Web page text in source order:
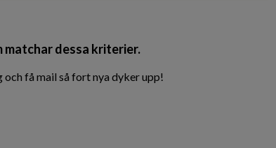
matchar dessa kriterier.
och få mail så fort nya dyker upp!